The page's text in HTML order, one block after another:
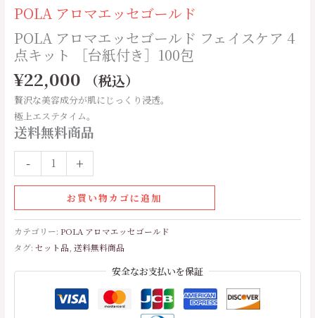
POLA アロマエッセゴールド
POLA アロマエッセゴールド フェイスケア 4
点キット ［台紙付き］100包
¥22,000 （税込）
贅沢な美容成分が肌にじっくり浸透。
極上エステタイム。
送料無料商品
-
紙
付
き］
100
包
個
+
お買い物カゴに追加
カテゴリー: POLA アロマエッセゴールド
タグ:セット品,送料無料商品
安全なお支払いを保証